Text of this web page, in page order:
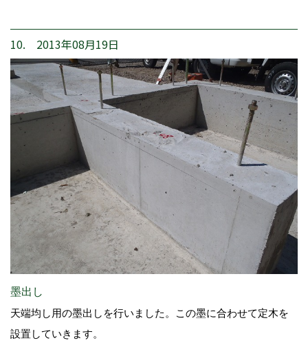
10. 2013年08月19日
墨出し
天端均し用の墨出しを行いました。この墨に合わせて定木を
設置していきます。